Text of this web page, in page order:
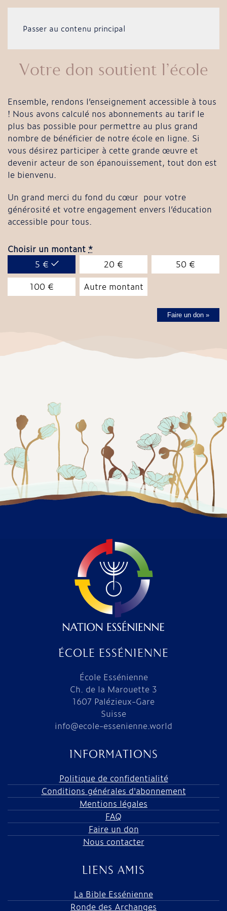
Passer au contenu principal
Votre don soutient l’école
Ensemble, rendons l’enseignement accessible à tous
! Nous avons calculé nos abonnements au tarif le
plus bas possible pour permettre au plus grand
nombre de bénéficier de notre école en ligne. Si
vous désirez participer à cette grande œuvre et
devenir acteur de son épanouissement, tout don est
le bienvenu.
Un grand merci du fond du cœur pour votre
générosité et votre engagement envers l’éducation
accessible pour tous.
Choisir un montant *
5 € 20 € 50 €
100 € Autre montant
Faire un don »
ÉCOLE ESSÉNIENNE
École Essénienne
Ch. de la Marouette 3
1607 Palézieux-Gare
Suisse
info@ecole-essenienne.world
INFORMATIONS
Politique de confidentialité
Conditions générales d'abonnement
Mentions légales
FAQ
Faire un don
Nous contacter
LIENS AMIS
La Bible Essénienne
Ronde des Archanges